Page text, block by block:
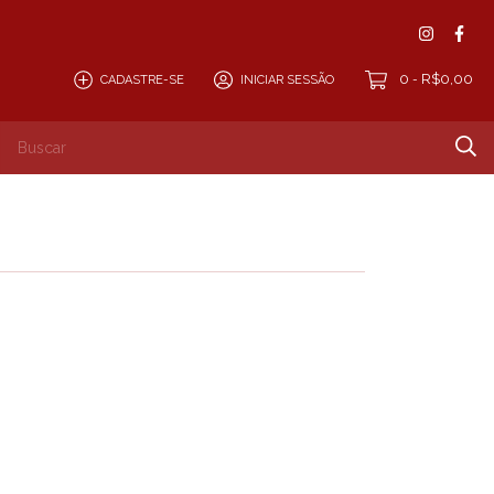
CADASTRE-SE INICIAR SESSÃO 0 - R$0,00